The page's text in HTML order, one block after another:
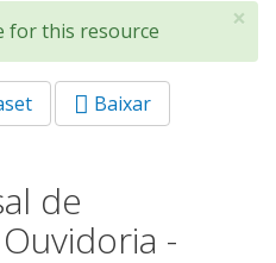
×
for this resource
Baixar
de
-